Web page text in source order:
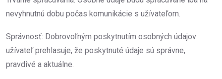
nevyhnutnú dobu počas komunikácie s užívateľom.
Správnosť: Dobrovoľným poskytnutím osobných údajov
užívateľ prehlasuje, že poskytnuté údaje sú správne,
pravdivé a aktuálne.